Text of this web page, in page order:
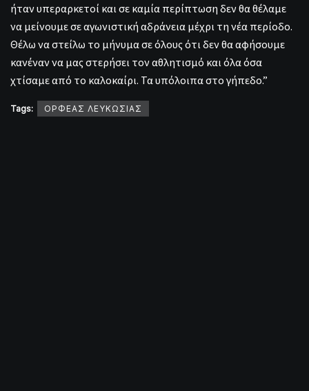
ήταν υπεραρκετοί και σε καμία περίπτωση δεν θα θέλαμε
να μείνουμε σε αγωνιστική αδράνεια μέχρι τη νέα περίοδο.
Θέλω να στείλω το μήνυμα σε όλους ότι δεν θα αφήσουμε
κανέναν να μας στερήσει τον αθλητισμό και όλα όσα
χτίσαμε από το καλοκαίρι. Τα υπόλοιπα στο γήπεδο.”
Tags: ΟΡΦΕΑΣ ΛΕΥΚΩΣΙΑΣ